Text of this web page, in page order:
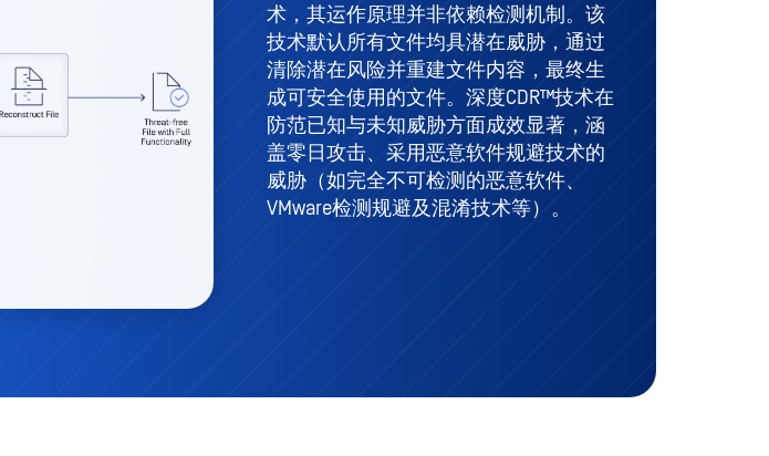
术，其运作原理并非依赖检测机制。该
技术默认所有文件均具潜在威胁，通过
清除潜在风险并重建文件内容，最终生
成可安全使用的文件。深度CDR™技术在
防范已知与未知威胁方面成效显著，涵
盖零日攻击、采用恶意软件规避技术的
威胁（如完全不可检测的恶意软件、
VMware检测规避及混淆技术等）。